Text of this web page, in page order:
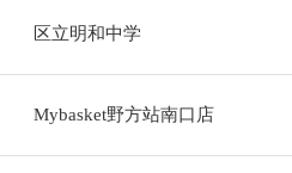
区立明和中学
Mybasket野方站南口店